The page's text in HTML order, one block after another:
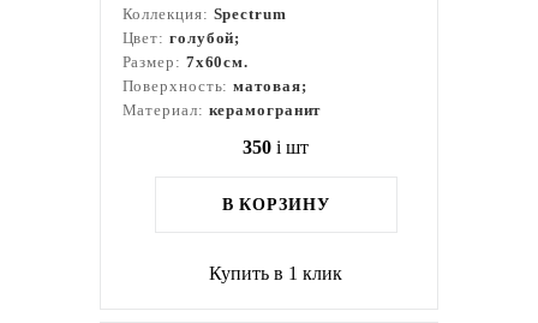
Коллекция: Spectrum
Цвет: голубой;
Размер: 7x60см.
Поверхность:матовая;
Материал: керамогранит
350 i шт
В КОРЗИНУ
Купить в 1 клик